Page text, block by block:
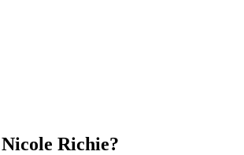
Richie?